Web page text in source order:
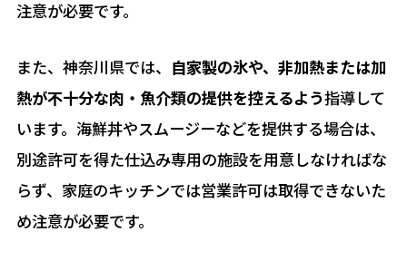
注意が必要です。
また、神奈川県では、 自家製の氷や、非加熱または加
熱が不十分な肉・魚介類の提供を控えるよう指導して
います。海鮮丼やスムージーなどを提供する場合は、
別途許可を得た仕込み専用の施設を用意しなければな
らず、家庭のキッチンでは営業許可は取得できないた
め注意が必要です。